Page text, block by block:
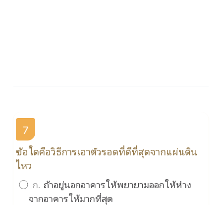
7
ข้อใดคือวิธีการเอาตัวรอดที่ดีที่สุดจากแผ่นดิน
ไหว
ก. ถ้าอยู่นอกอาคารให้พยายามออกให้ห่าง
จากอาคารให้มากที่สุด